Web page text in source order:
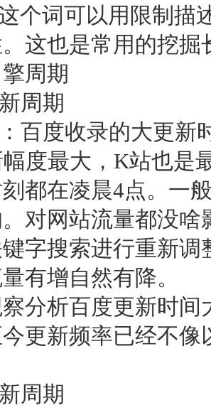
个词可以用限制
这也是常用的挖掘
周期
周期
度收录的大更新
度最大，K站也是
都在凌晨4点。一
对网站流量都没
字搜索进行重新
有增自然有降。
分析百度更新时
更新频率已经不
周期